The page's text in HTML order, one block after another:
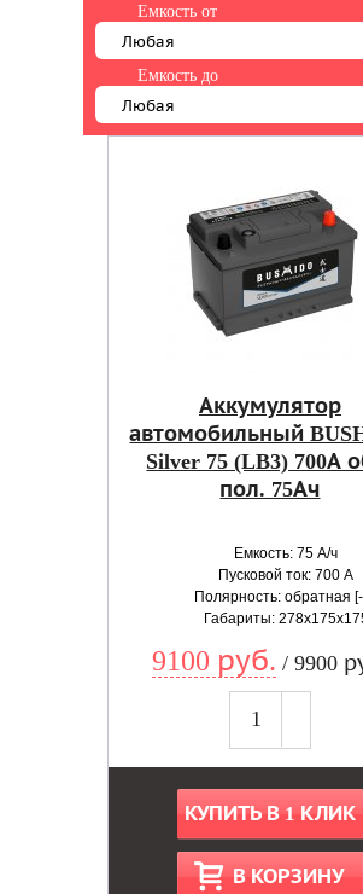
Емкость от
Емкость до
Аккумулятор
автомобильный
Silver 75 (LB3) 700А
пол. 75Ач
Емкость: 75 А/ч
Пусковой ток: 700 А
Полярность: обратная
Габариты:
9100 руб. / 9900
КУПИТЬ В 1 КЛИК
В КОРЗИНУ